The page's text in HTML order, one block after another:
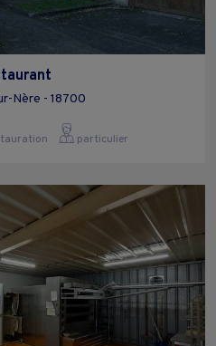
Nère - 18700
particulier